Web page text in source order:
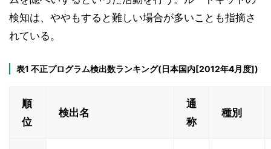
検知は、ややもすると難しい場合が多いことも指摘さ
れている。
表1 不正プログラム検出数ランキング(日本国内[2012年4月度])
順
位
検出名
通
称
種別